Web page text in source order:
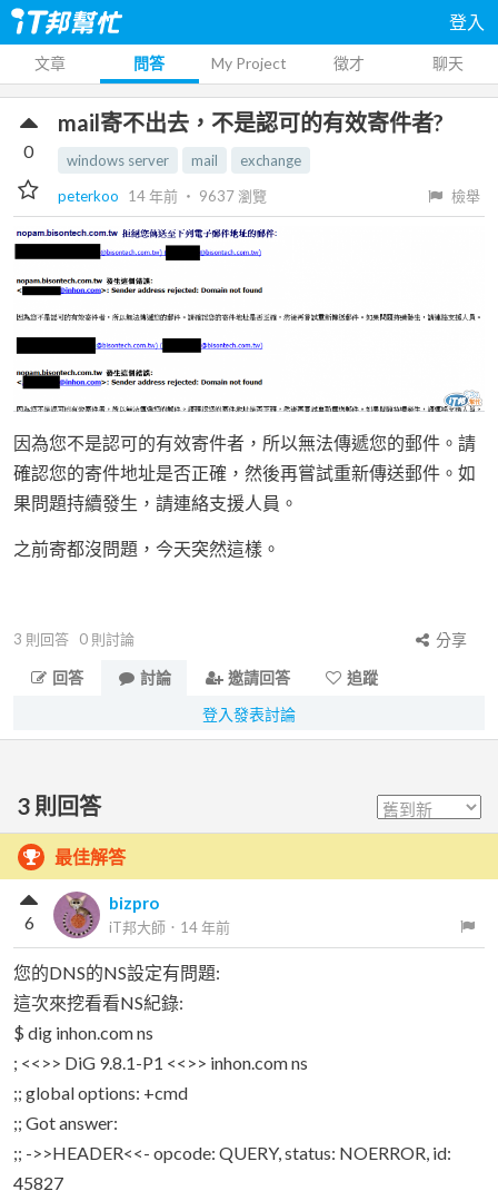
登入
文章 問答 My Project 徵才 聊天
mail寄不出去，不是認可的有效寄件者?
windows server mail
exchange
peterkoo
14 年前 ‧ 9637瀏覽 檢舉
0
因為您不是認可的有效寄件者，所以無法傳遞您的郵件。請
確認您的寄件地址是否正確，然後再嘗試重新傳送郵件。如
果問題持續發生，請連絡支援人員。
之前寄都沒問題，今天突然這樣。
3 則回答 0 則討論
分享
回答
討論 邀請回答
追蹤
登入發表討論
3 則回答
最佳解答
bizpro
iT邦大師 ． 14 年前
6
您的DNS的NS設定有問題:
這次來挖看看NS紀錄:
$ dig inhon.com ns
; <<>> DiG 9.8.1-P1 <<>> inhon.com ns
;; global options: +cmd
;; Got answer:
;; ->>HEADER<<- opcode: QUERY, status: NOERROR, id:
45827